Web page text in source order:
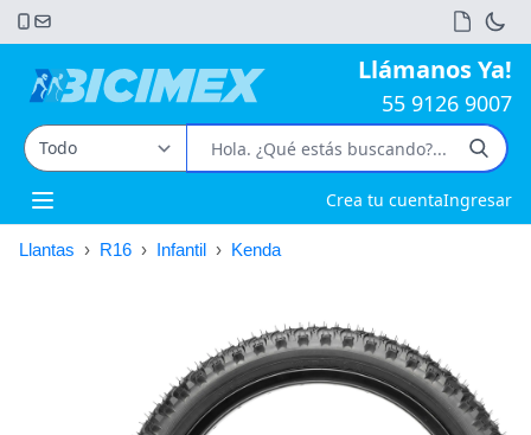
Llámanos Ya!
55 9126 9007
Open main menu Crea tu cuentaIngresar
Llantas › R16 › Infantil › Kenda